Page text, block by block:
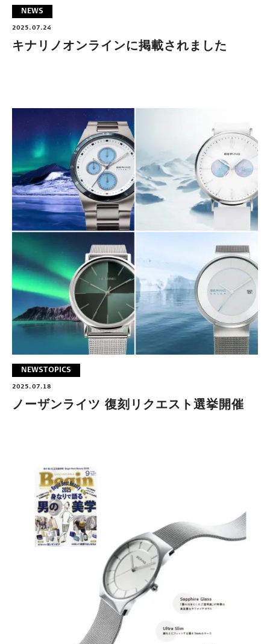
NEWS
2025.07.24
キナリノオンラインに掲載されました
NEWSTOPICS
2025.07.18
ノーザンライツ 復刻リクエスト選挙開催